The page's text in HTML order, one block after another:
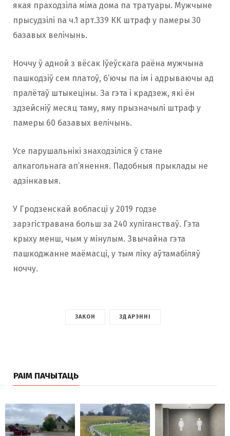
якая праходзіла міма дома па тратуары. Мужчыне
прысудзілі па ч.1 арт.339 КК штраф у памеры 30
базавых велічынь.
Ноччу ў адной з вёсак Іўеўскага раёна мужчына
пашкодзіў сем платоў, б’ючы па ім і адрываючы ад
пралётаў штыкеціны. За гэта і крадзеж, які ён
здзейсніў месяц таму, яму прызначылі штраф у
памеры 60 базавых велічынь.
Усе парушальнікі знаходзіліся ў стане
алкагольнага ап’янення. Падобныя прыклады не
адзінкавыя.
У Гродзенскай вобласці у 2019 годзе
зарэгістравана больш за 240 хуліганстваў. Гэта
крыху менш, чым у мінулым. Звычайна гэта
пашкоджанне маёмасці, у тым ліку аўтамабіляў
ноччу.
ЗАКОН ЗДАРЭННІ
РАІМ ПАЧЫТАЦЬ